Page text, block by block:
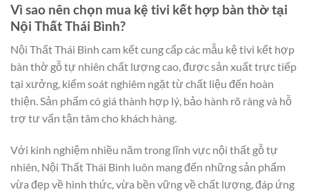
Vì sao nên chọn mua kệ tivi kết hợp bàn thờ tại
Nội Thất Thái Bình?
Nội Thất Thái Bình cam kết cung cấp các mẫu kệ tivi kết hợp
bàn thờ gỗ tự nhiên chất lượng cao, được sản xuất trực tiếp
tại xưởng, kiểm soát nghiêm ngặt từ chất liệu đến hoàn
thiện. Sản phẩm có giá thành hợp lý, bảo hành rõ ràng và hỗ
trợ tư vấn tận tâm cho khách hàng.
Với kinh nghiệm nhiều năm trong lĩnh vực nội thất gỗ tự
nhiên, Nội Thất Thái Bình luôn mang đến những sản phẩm
vừa đẹp về hình thức, vừa bền vững về chất lượng, đáp ứng